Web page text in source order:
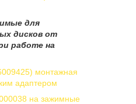
для
дисков от
работе на
монтажная
адаптером
на зажимные